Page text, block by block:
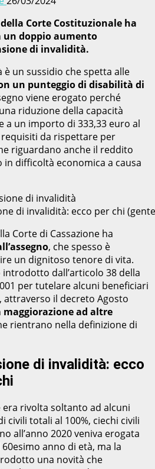
Corte Costituzionale ha
doppio aumento
di invalidità.
è un sussidio che spetta alle
un punteggio di disabilità di
viene erogato perché
riduzione della capacità
a un importo di 333,33 euro al
da rispettare per
riguardano anche il reddito
difficoltà economica a causa
di invalidità: ecco per chi
Corte di Cassazione ha
, che spesso è
un dignitoso tenore di vita.
introdotto dall’articolo 38 della
per tutelare alcuni beneficiari
attraverso il decreto Agosto
maggiorazione ad altre
rientrano nella definizione di
di invalidità: ecco
rivolta soltanto ad alcuni
civili totali al 100%, ciechi civili
all’anno 2020 veniva erogata
anno di età, ma la
una novità che